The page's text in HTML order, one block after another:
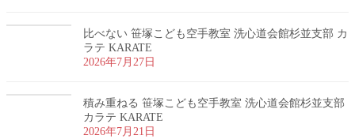
比べない 笹塚こども空手教室 洗心道会館杉並支部 カ
ラテ KARATE
2026年7月27日
積み重ねる 笹塚こども空手教室 洗心道会館杉並支部
カラテ KARATE
2026年7月21日